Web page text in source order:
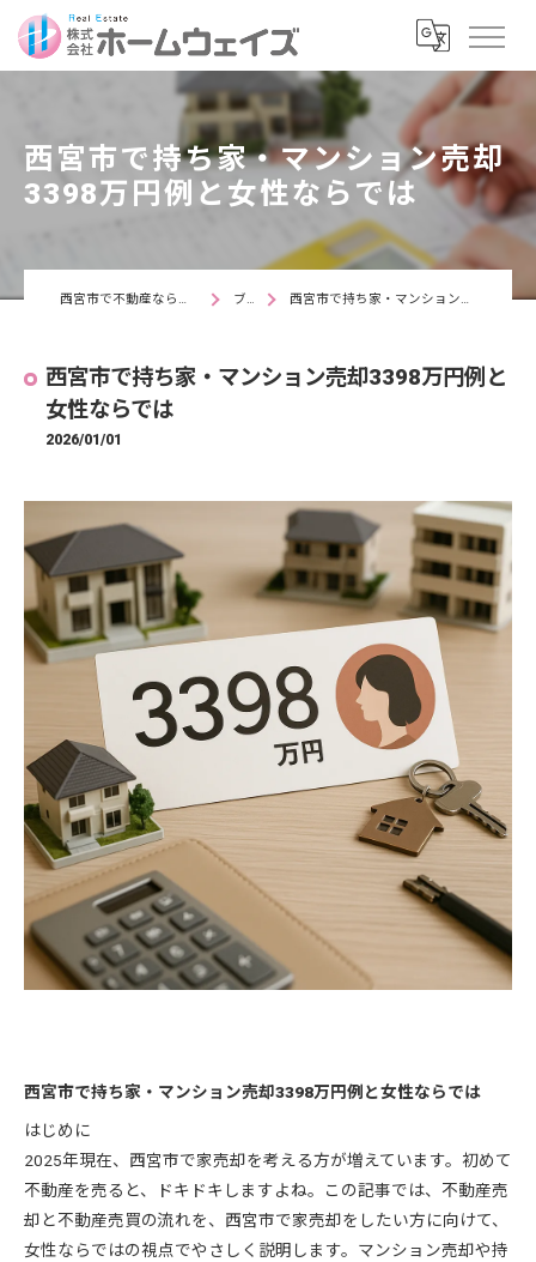
西宮市で持ち家・マンション売却
3398万円例と女性ならでは
西宮市で不動産なら株式会社ホームウェイズ ブログ 西宮市で持ち家・マンション売却3398万円例と女性ならでは
西宮市で持ち家・マンション売却3398万円例と
女性ならでは
2026/01/01
西宮市で持ち家・マンション売却3398万円例と女性ならでは
はじめに
2025年現在、西宮市で家売却を考える方が増えています。初めて
不動産を売ると、ドキドキしますよね。この記事では、不動産売
却と不動産売買の流れを、西宮市で家売却をしたい方に向けて、
女性ならではの視点でやさしく説明します。マンション売却や持